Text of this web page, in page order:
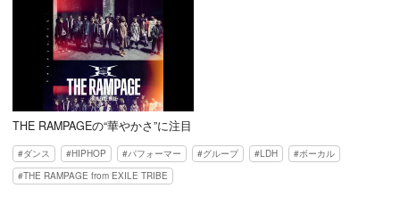
THE RAMPAGEの“華やかさ”に注目
ダンス HIPHOP パフォーマー グループ LDH
ボーカル
THE RAMPAGE from EXILE TRIBE